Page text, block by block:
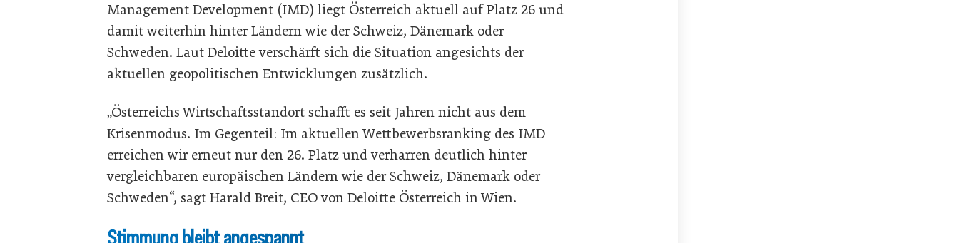
Management Development (IMD) liegt Österreich aktuell auf Platz 26 und
damit weiterhin hinter Ländern wie der Schweiz, Dänemark oder
Schweden. Laut Deloitte verschärft sich die Situation angesichts der
aktuellen geopolitischen Entwicklungen zusätzlich.
„Österreichs Wirtschaftsstandort schafft es seit Jahren nicht aus dem
Krisenmodus. Im Gegenteil: Im aktuellen Wettbewerbsranking des IMD
erreichen wir erneut nur den 26. Platz und verharren deutlich hinter
vergleichbaren europäischen Ländern wie der Schweiz, Dänemark oder
Schweden“, sagt Harald Breit, CEO von Deloitte Österreich in Wien.